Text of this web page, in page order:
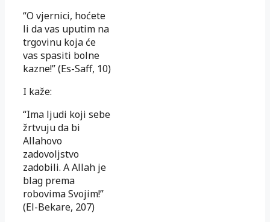
“O vjernici, hoćete
li da vas uputim na
trgovinu koja će
vas spasiti bolne
kazne!” (Es-Saff, 10)
I kaže:
“Ima ljudi koji sebe
žrtvuju da bi
Allahovo
zadovoljstvo
zadobili. A Allah je
blag prema
robovima Svojim!”
(El-Bekare, 207)